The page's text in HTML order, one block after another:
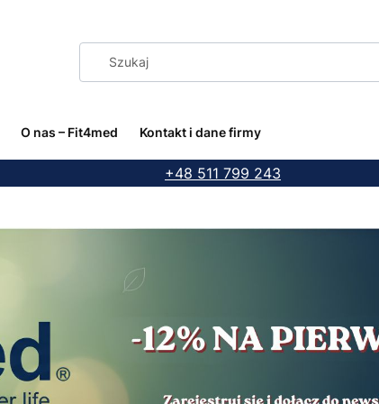
O nas – Fit4med Kontakt i dane firmy
+48 511 799 243